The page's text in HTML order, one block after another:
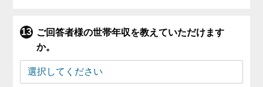
ご回答者様の世帯年収を教えていただけます
か。